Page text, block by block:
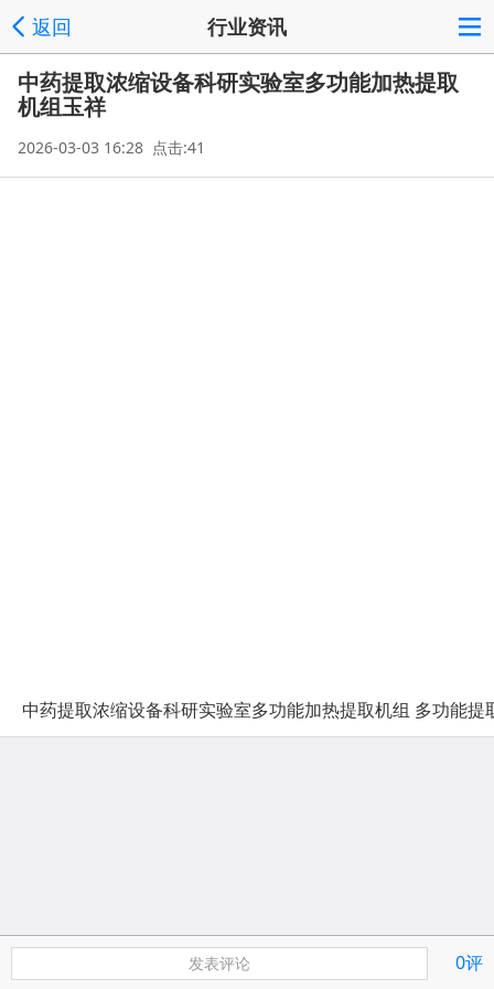
返回 行业资讯
中药提取浓缩设备科研实验室多功能加热提取
机组玉祥
2026-03-03 16:28 点击:41
中药提取浓缩设备科研实验室多功能加热提取机组 多功能
发表评论 0评